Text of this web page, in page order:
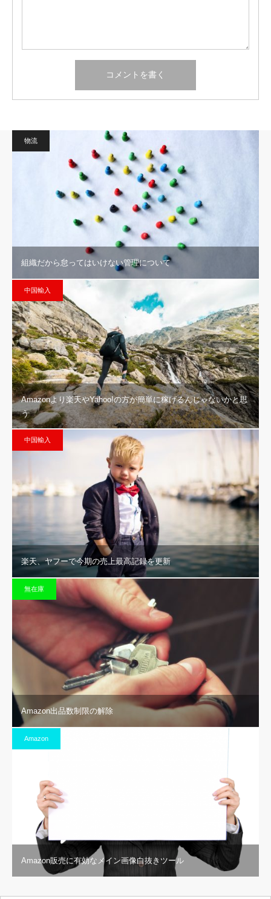
物流
組織だから怠ってはいけない管理について
中国輸入
Amazonより楽天やYahoo!の方が簡単に稼げるんじゃないかと思
う
中国輸入
楽天、ヤフーで今期の売上最高記録を更新
無在庫
Amazon出品数制限の解除
Amazon
Amazon販売に有効なメイン画像白抜きツール